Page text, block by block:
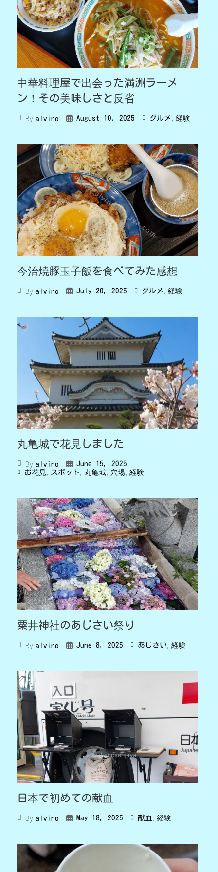
中華料理屋で出会った満洲ラーメ
ン！その美味しさと反省
By alvino August 10, 2025 グルメ , 経験
今治焼豚玉子飯を食べてみた感想
By alvino July 20, 2025 グルメ , 経験
丸亀城で花見しました
By alvino
June 15, 2025
お花見, スポット , 丸亀城, 穴場, 経験
粟井神社のあじさい祭り
By alvino June 8, 2025 あじさい, 経験
日本で初めての献血
By alvino May 18, 2025 献血 , 経験